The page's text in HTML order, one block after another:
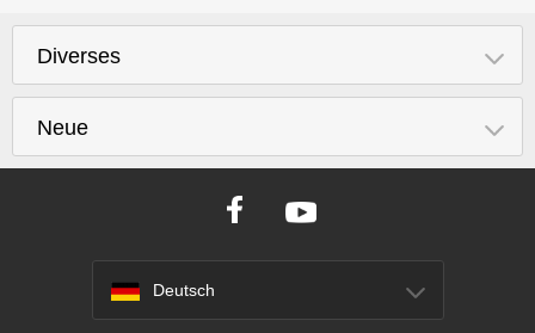
Diverses
Neue
Deutsch